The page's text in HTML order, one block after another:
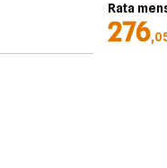
Rata
276